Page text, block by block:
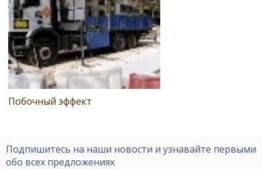
Побочный эффект
Подпишитесь на наши новости и узнавайте первыми
обо всех предложениях